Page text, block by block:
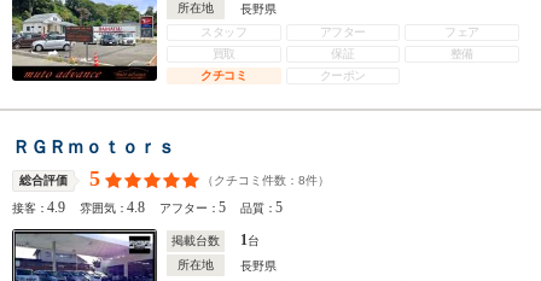
所在地
長野県
スタッフ
アフター
フェア
買取
保証
整備
クチコミ
クーポン
ＲＧＲｍｏｔｏｒｓ
総合評価 5 （クチコミ件数： 8件）
接客：4.9 雰囲気：4.8 アフター：5 品質：5
掲載台数 1台
所在地
長野県